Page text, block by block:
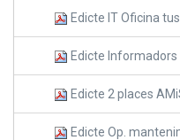
Edicte IT Oficina
Edicte
Edicte 2 places
Edicte Op.